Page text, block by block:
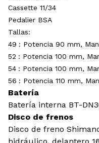
Cassette 11/34
Pedalier BSA
Tallas:
49 : Potencia 90 mm,
52 : Potencia 100 mm,
54 : Potencia 100 mm,
56 : Potencia 110 mm,
Batería
Batería interna BT-
Disco de frenos
Disco de freno